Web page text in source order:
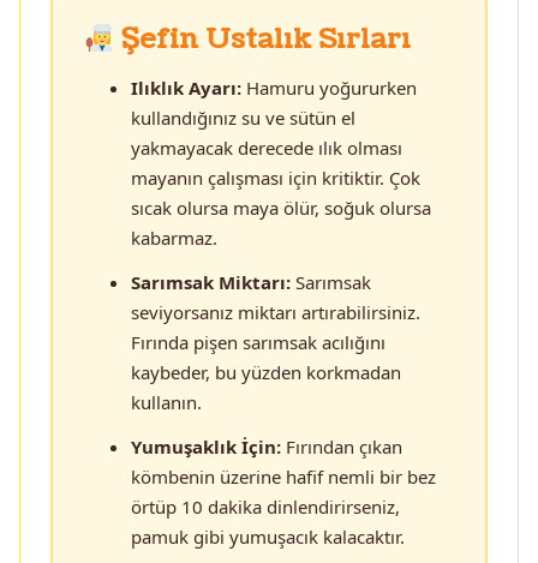
Şefin Ustalık Sırları
Ilıklık Ayarı: Hamuru yoğururken
kullandığınız su ve sütün el
yakmayacak derecede ılık olması
mayanın çalışması için kritiktir. Çok
sıcak olursa maya ölür, soğuk olursa
kabarmaz.
Sarımsak Miktarı: Sarımsak
seviyorsanız miktarı artırabilirsiniz.
Fırında pişen sarımsak acılığını
kaybeder, bu yüzden korkmadan
kullanın.
Yumuşaklık İçin: Fırından çıkan
kömbenin üzerine hafif nemli bir bez
örtüp 10 dakika dinlendirirseniz,
pamuk gibi yumuşacık kalacaktır.